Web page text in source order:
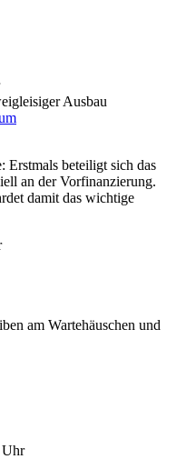
Ausbau
Erstmals beteiligt sich das
an der Vorfinanzierung.
damit das wichtige
am Wartehäuschen und
Uhr